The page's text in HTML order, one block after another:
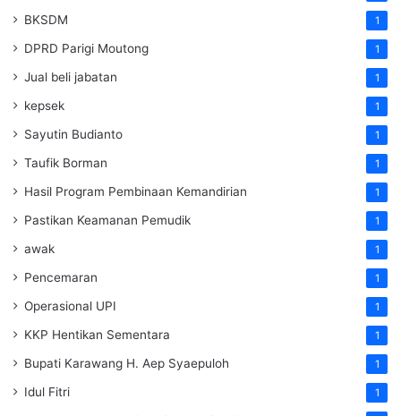
BKSDM 1
DPRD Parigi Moutong 1
Jual beli jabatan 1
kepsek 1
Sayutin Budianto 1
Taufik Borman 1
Hasil Program Pembinaan Kemandirian 1
Pastikan Keamanan Pemudik 1
awak 1
Pencemaran 1
Operasional UPI 1
KKP Hentikan Sementara 1
Bupati Karawang H. Aep Syaepuloh 1
Idul Fitri 1